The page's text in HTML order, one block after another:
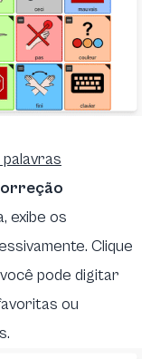
exibe os
Clique
pode digitar
ou